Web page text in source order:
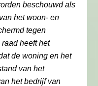
beschouwd als
het woon- en
tegen
heeft het
de woning en het
van het
het bedrijf van